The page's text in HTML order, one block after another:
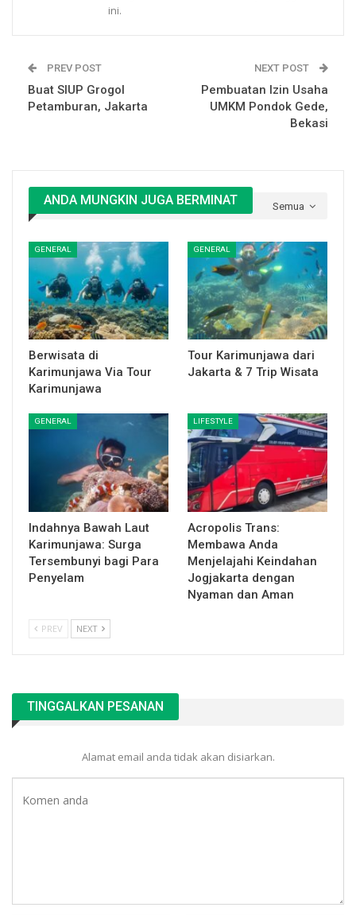
ini.
PREV POST
Buat SIUP Grogol
Petamburan, Jakarta
NEXT POST
Pembuatan Izin Usaha
UMKM Pondok Gede,
Bekasi
Semua
ANDA MUNGKIN JUGA BERMINAT
GENERAL
Berwisata di
Karimunjawa Via Tour
Karimunjawa
GENERAL
Tour Karimunjawa dari
Jakarta & 7 Trip Wisata
GENERAL
Indahnya Bawah Laut
Karimunjawa: Surga
Tersembunyi bagi Para
Penyelam
LIFESTYLE
Acropolis Trans:
Membawa Anda
Menjelajahi Keindahan
Jogjakarta dengan
Nyaman dan Aman
PREV NEXT
TINGGALKAN PESANAN
Alamat email anda tidak akan disiarkan.